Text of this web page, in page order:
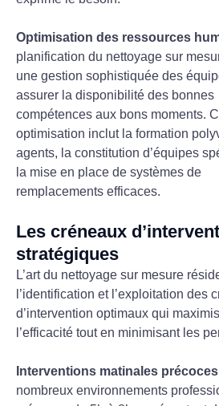
Optimisation des ressources
planification du nettoyage sur
une gestion sophistiquée des
assurer la disponibilité des bonnes
compétences aux bons moments.
optimisation inclut la formation
agents, la constitution d’équipes
la mise en place de systèmes de
remplacements efficaces.
Les créneaux
stratégiques
L’art du nettoyage sur mesure
l’identification et l’exploitation des
d’intervention optimaux qui
l’efficacité tout en minimisant les
Interventions matinales précoces
nombreux environnements